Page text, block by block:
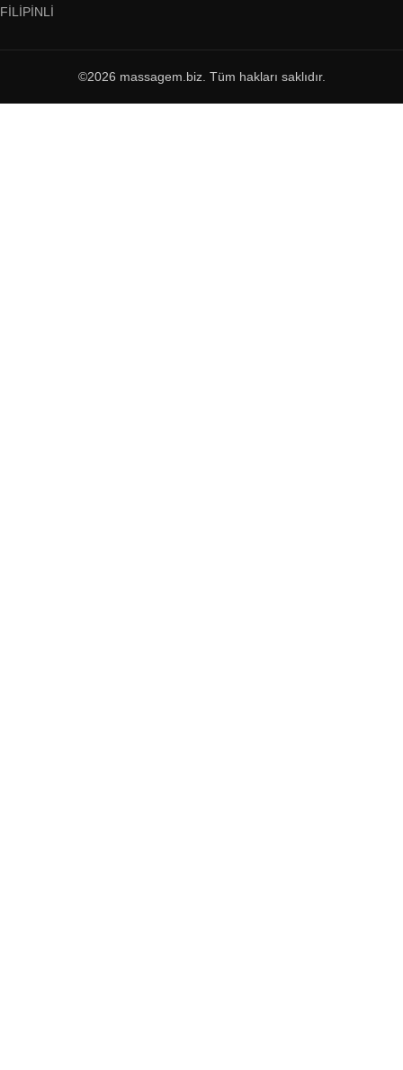
FILIPINLI
©2026 massagem.biz. Tüm hakları saklıdır.